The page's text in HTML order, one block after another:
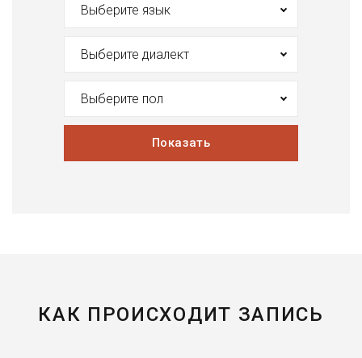
Выберите язык
Выберите диалект
Выберите пол
Показать
КАК ПРОИСХОДИТ ЗАПИСЬ